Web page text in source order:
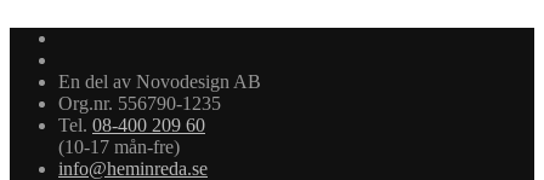
En del av Novodesign AB
Org.nr. 556790-1235
Tel. 08-400 209 60
(10-17 mån-fre)
info@heminreda.se